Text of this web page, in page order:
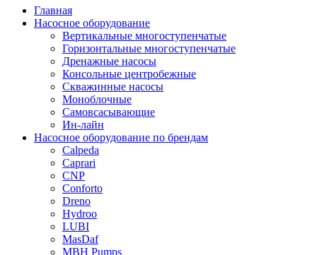
Главная
Насосное оборудование
Вертикальные многоступенчатые
Горизонтальные многоступенчатые
Дренажные насосы
Консольные центробежные
Скважинные насосы
Моноблочные
Самовсасывающие
Ин-лайн
Насосное оборудование по брендам
Calpeda
Caprari
CNP
Conforto
Dreno
Hydroo
LUBI
MasDaf
MBH Pumps